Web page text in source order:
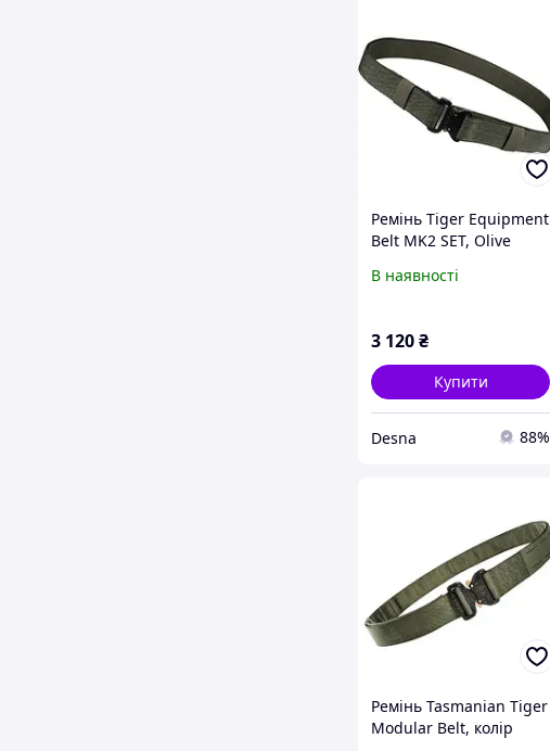
Ремінь Tiger Equipment
Belt MK2 SET, Olive
В наявності
3 120₴
Купити
Desna 88%
Ремінь Tasmanian Tiger
Modular Belt, колір